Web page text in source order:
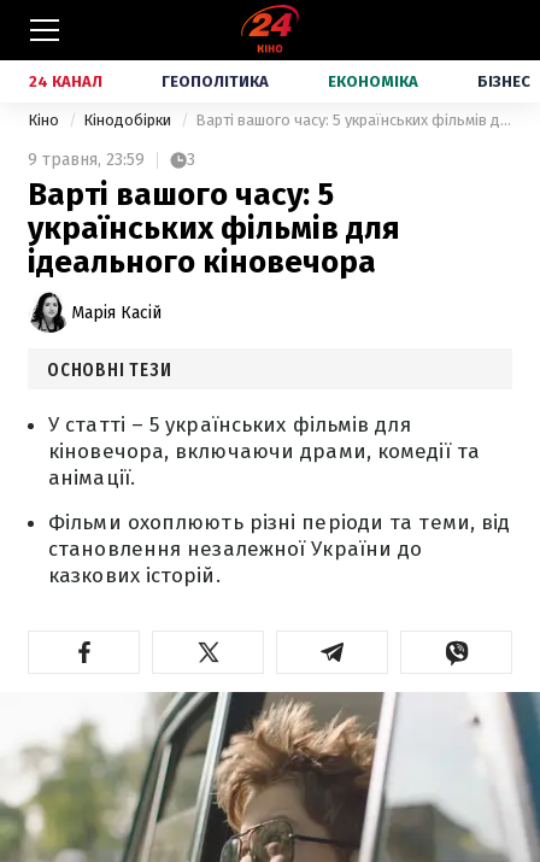
24 КАНАЛ ГЕОПОЛІТИКА ЕКОНОМІКА БІЗНЕС
Кіно Кінодобірки Варті вашого часу: 5 українських фільмів для ідеального кіновечора
9 травня, 23:59 3
Варті вашого часу: 5
українських фільмів для
ідеального кіновечора
Марія Касій
ОСНОВНІ ТЕЗИ
У статті – 5 українських фільмів для
кіновечора, включаючи драми, комедії та
анімації.
Фільми охоплюють різні періоди та теми, від
становлення незалежної України до
казкових історій.